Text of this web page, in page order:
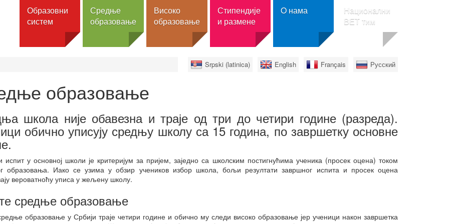
Образовни
систем
школа
и надлежна
Средње
образовање
профила и смерова
Општи - гимназије
Стручни - стручне школе
Упис
Високо
образовање
Претрага факултета
Претрага академија
струковних студија
Мастер
Докторске студије
Специјалистичке студије
Акредитација
Стипендије
и размене
Претрага стипендија
Целокупне студије
CEEPUS
Еразмус+
Еразмус Мундус мастер
програми
мобилност
O нама
О порталу Образовање
Фондација Темпус
Инфо центар
ученицима
Национални
ВЕТ тим
О нама
Округли сто „Међународна
мобилност у средњем
стручном образовању –
Састанак представника
заједница и удружења
Семинари одржани под
Srpski (latinica) English Français Русский
образовање
школа није обавезна и траје од три до четири године (разреда).
обично уписују средњу школу са 15 година, по завршетку основне
испит у основној школи је критеријум за пријем, заједно са школским постигнућима ученика (просек оцена) током
образовања. Иако се узима у обзир учеников избор школа, бољи резултати завршног испита и просек оцена
вероватноћу уписа у жељену школу.
средње образовање
образовање у Србији траје четири године и обично му следи високо образовање јер ученици након завршетка